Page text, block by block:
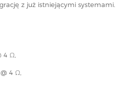
z już istniejącymi systemami.
4 Ω,
4 Ω,